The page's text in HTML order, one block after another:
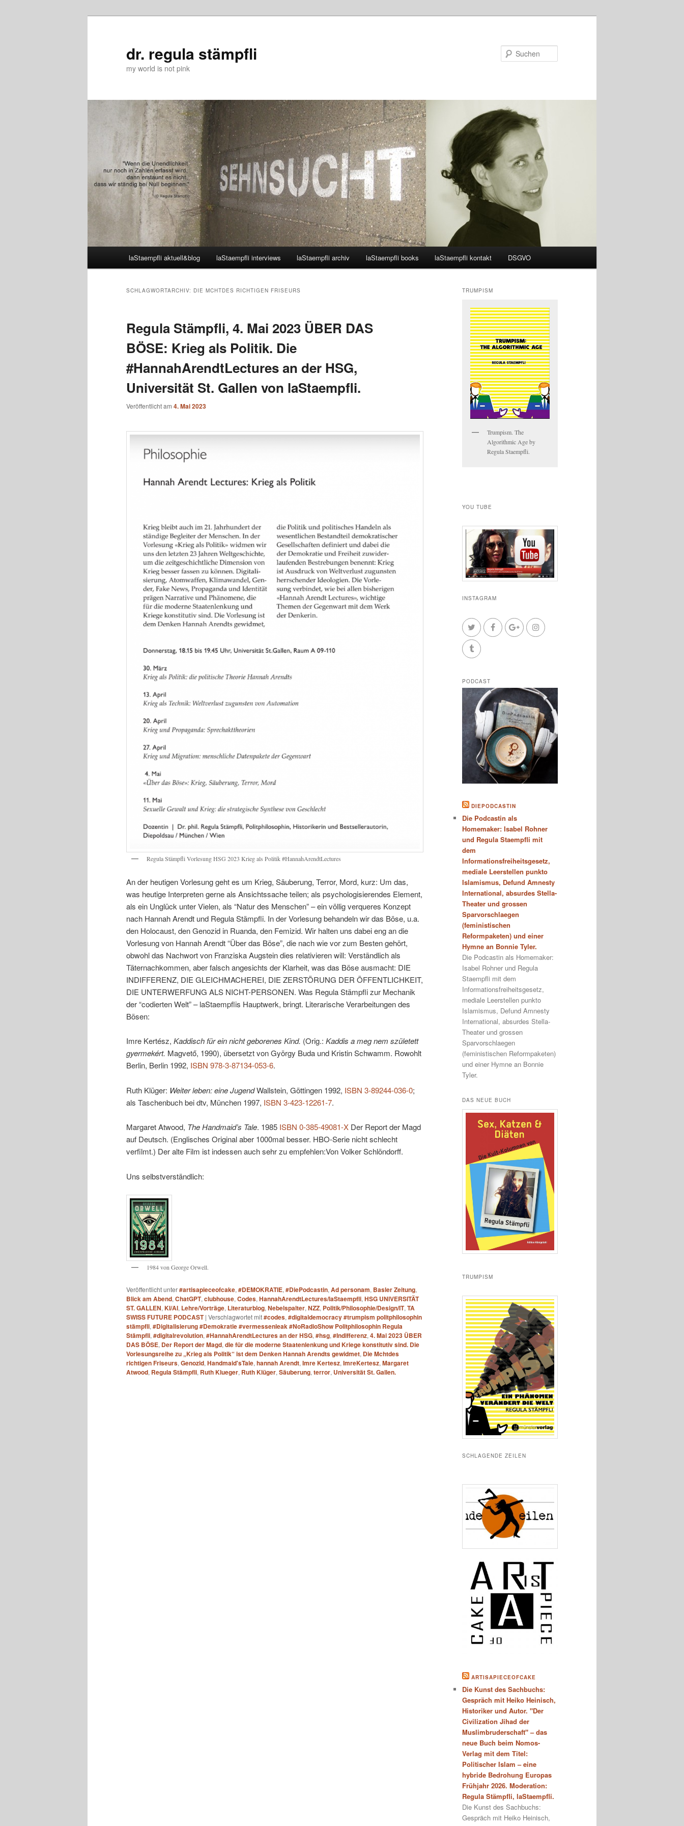
dr. regula stämpfli
my world is not pink
laStaempfli aktuell&blog laStaempfli interviews laStaempfli archiv laStaempfli books laStaempfli kontakt DSGVO
SCHLAGWORTARCHIV: DIE MCHTDES RICHTIGEN FRISEURS
Regula Stämpfli, 4. Mai 2023 ÜBER DAS
BÖSE: Krieg als Politik. Die
#HannahArendtLectures an der HSG,
Universität St. Gallen von laStaempfli.
Veröffentlicht am 4. Mai 2023
Regula Stämpfli Vorlesung HSG 2023 Krieg als Politik #HannahArendtLectures
An der heutigen Vorlesung geht es um Krieg, Säuberung, Terror, Mord, kurz: Um das,
was heutige Interpreten gerne als Ansichtssache teilen; als psychologisierendes Element,
als ein Unglück unter Vielen, als “Natur des Menschen” – ein völlig verqueres Konzept
nach Hannah Arendt und Regula Stämpfli. In der Vorlesung behandeln wir das Böse, u.a.
den Holocaust, den Genozid in Ruanda, den Femizid. Wir halten uns dabei eng an die
Vorlesung von Hannah Arendt “Über das Böse”, die nach wie vor zum Besten gehört,
obwohl das Nachwort von Franziska Augstein dies relativieren will: Verständlich als
Täternachkommen, aber falsch angesichts der Klarheit, was das Böse ausmacht: DIE
INDIFFERENZ, DIE GLEICHMACHEREI, DIE ZERSTÖRUNG DER ÖFFENTLICHKEIT,
DIE UNTERWERFUNG ALS NICHT-PERSONEN. Was Regula Stämpfli zur Mechanik
der “codierten Welt” – laStaempflis Hauptwerk, bringt. Literarische Verarbeitungen des
Bösen:
Imre Kertész, Kaddisch für ein nicht geborenes Kind. (Orig.: Kaddis a meg nem született
gyermekért. Magvető, 1990), übersetzt von György Buda und Kristin Schwamm. Rowohlt
Berlin, Berlin 1992, ISBN 978-3-87134-053-6.
Ruth Klüger: Weiter leben: eine JugendWallstein, Göttingen 1992, ISBN 3-89244-036-0;
als Taschenbuch bei dtv, München 1997, ISBN 3-423-12261-7.
Margaret Atwood, The Handmaid’s Tale. 1985 ISBN 0-385-49081-X Der Report der Magd
auf Deutsch. (Englisches Original aber 1000mal besser. HBO-Serie nicht schlecht
verfilmt.) Der alte Film ist indessen auch sehr zu empfehlen:Von Volker Schlöndorff.
Uns selbstverständlich:
1984 von George Orwell.
Veröffentlicht unter#artisapieceofcake, #DEMOKRATIE, #DiePodcastin, Ad personam, Basler Zeitung,
Blick am Abend, ChatGPT, clubhouse, Codes, HannahArendtLectures/laStaempfli, HSG UNIVERSITÄT
ST. GALLEN, KI/AI, Lehre/Vorträge, Literaturblog, Nebelspalter, NZZ, Politik/Philosophie/Design/IT, TA
SWISS FUTURE PODCAST | Verschlagwortet mit#codes, #digitaldemocracy #trumpism politphilosophin
stämpfli, #Digitalisierung #Demokratie #vermessenleak #NoRadioShow Politphilosophin Regula
Stämpfli, #digitalrevolution, #HannahArendtLectures an der HSG, #hsg, #Indifferenz, 4. Mai 2023 ÜBER
DAS BÖSE, Der Report der Magd, die für die moderne Staatenlenkung und Kriege konstitutiv sind. Die
Vorlesungsreihe zu „Krieg als Politik“ ist dem Denken Hannah Arendts gewidmet, Die Mchtdes
richtigen Friseurs, Genozid, Handmaid'sTale, hannah Arendt, Imre Kertesz, ImreKertesz, Margaret
Atwood, Regula Stämpfli, Ruth Klueger, Ruth Klüger, Säuberung, terror, Universität St. Gallen.
TRUMPISM
Trumpism. The
Algorithmic Age by
Regula Staempfli.
YOU TUBE
INSTAGRAM
PODCAST
DIEPODCASTIN
Die Podcastin als
Homemaker: Isabel Rohner
und Regula Staempfli mit
dem
Informationsfreiheitsgesetz,
mediale Leerstellen punkto
Islamismus, Defund Amnesty
International, absurdes Stella-
Theater und grossen
Sparvorschlaegen
(feministischen
Reformpaketen) und einer
Hymne an Bonnie Tyler.
Die Podcastin als Homemaker:
Isabel Rohner und Regula
Staempfli mit dem
Informationsfreiheitsgesetz,
mediale Leerstellen punkto
Islamismus, Defund Amnesty
International, absurdes Stella-
Theater und grossen
Sparvorschlaegen
(feministischen Reformpaketen)
und einer Hymne an Bonnie
Tyler.
DAS NEUE BUCH
TRUMPISM
SCHLAGENDE ZEILEN
ARTISAPIECEOFCAKE
Die Kunst des Sachbuchs:
Gespräch mit Heiko Heinisch,
Historiker und Autor. "Der
Civilization Jihad der
Muslimbruderschaft" – das
neue Buch beim Nomos-
Verlag mit dem Titel:
Politischer Islam – eine
hybride Bedrohung Europas
Frühjahr 2026. Moderation:
Regula Stämpfli, laStaempfli.
Die Kunst des Sachbuchs:
Gespräch mit Heiko Heinisch,